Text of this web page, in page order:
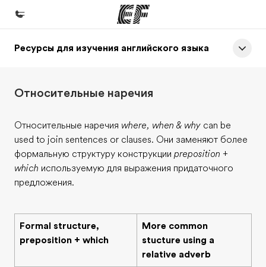
Главная
Программы
Офисы
Найти ближайший офис
О нас
Карьера
Ресурсы для изучения английского языка
Относительные наречия
Относительные наречия where, when & why can be
used to join sentences or clauses. Они заменяют более
формальную структуру конструкции preposition +
which используемую для выражения придаточного
предложения.
Formal structure,
preposition + which
More common
stucture using a
relative adverb